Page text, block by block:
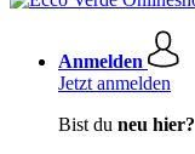
Anmelden
Jetzt anmelden
Bist du neu hier?